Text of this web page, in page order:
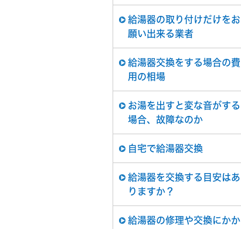
給湯器の取り付けだけをお
願い出来る業者
給湯器交換をする場合の費
用の相場
お湯を出すと変な音がする
場合、故障なのか
自宅で給湯器交換
給湯器を交換する目安はあ
りますか？
給湯器の修理や交換にかか